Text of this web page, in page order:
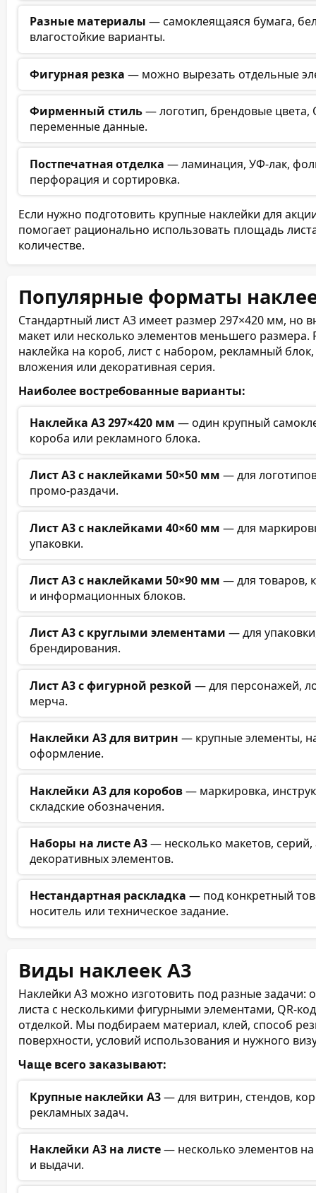
Разные материалы — самоклеящаяся бумага,
влагостойкие варианты.
Фигурная резка — можно вырезать отдельные
Фирменный стиль— логотип, брендовые
переменные данные.
Постпечатная отделка — ламинация, УФ-лак,
перфорация и сортировка.
Если нужно подготовить крупные наклейки для
помогает рационально использовать площадь
количестве.
Популярные форматы
Стандартный лист А3 имеет размер 297×420 мм, но
макет или несколько элементов меньшего размера.
наклейка на короб, лист с набором, рекламный
вложения или декоративная серия.
Наиболее востребованные варианты:
Наклейка А3 297×420 мм — один крупный
короба или рекламного блока.
Лист А3 с наклейками 50×50 мм — для
промо-раздачи.
Лист А3 с наклейками 40×60 мм — для
упаковки.
Лист А3 с наклейками 50×90 мм — для товаров,
и информационных блоков.
Лист А3 с круглыми элементами — для
брендирования.
Лист А3 с фигурной резкой — для персонажей,
мерча.
Наклейки А3 для витрин — крупные элементы,
оформление.
Наклейки А3 для коробов— маркировка,
складские обозначения.
Наборы на листе А3— несколько макетов, серий,
декоративных элементов.
Нестандартная раскладка — под конкретный
носитель или техническое задание.
Виды наклеек А3
Наклейки А3 можно изготовить под разные задачи:
листа с несколькими фигурными элементами, QR-
отделкой. Мы подбираем материал, клей, способ
поверхности, условий использования и нужного
Чаще всего заказывают:
Крупные наклейки А3— для витрин, стендов,
рекламных задач.
Наклейки А3 на листе— несколько элементов
и выдачи.